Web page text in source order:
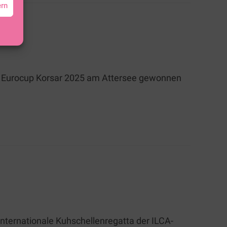
Korsar 2025 am Attersee gewonnen
Kuhschellenregatta der ILCA-